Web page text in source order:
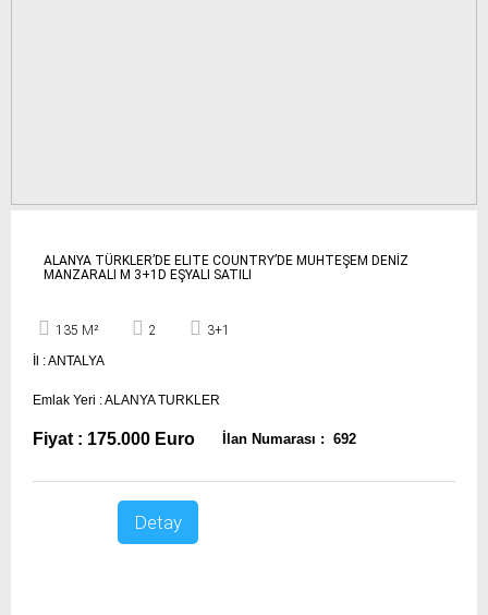
ALANYA TÜRKLER’DE ELITE COUNTRY’DE MUHTEŞEM DENİZ
MANZARALI M 3+1D EŞYALI SATILI
135 M² 2
3+1
İl : ANTALYA
Emlak Yeri : ALANYA TURKLER
Fiyat : 175.000 Euro İlan Numarası : 692
Detay